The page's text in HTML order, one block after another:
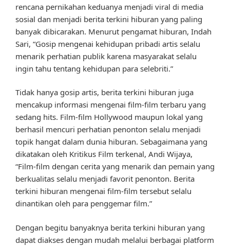
rencana pernikahan keduanya menjadi viral di media
sosial dan menjadi berita terkini hiburan yang paling
banyak dibicarakan. Menurut pengamat hiburan, Indah
Sari, “Gosip mengenai kehidupan pribadi artis selalu
menarik perhatian publik karena masyarakat selalu
ingin tahu tentang kehidupan para selebriti.”
Tidak hanya gosip artis, berita terkini hiburan juga
mencakup informasi mengenai film-film terbaru yang
sedang hits. Film-film Hollywood maupun lokal yang
berhasil mencuri perhatian penonton selalu menjadi
topik hangat dalam dunia hiburan. Sebagaimana yang
dikatakan oleh Kritikus Film terkenal, Andi Wijaya,
“Film-film dengan cerita yang menarik dan pemain yang
berkualitas selalu menjadi favorit penonton. Berita
terkini hiburan mengenai film-film tersebut selalu
dinantikan oleh para penggemar film.”
Dengan begitu banyaknya berita terkini hiburan yang
dapat diakses dengan mudah melalui berbagai platform